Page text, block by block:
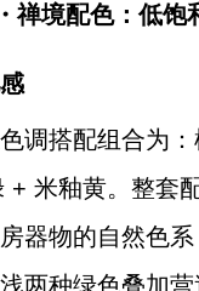
禅境配色：低饱
调搭配组合为
+ 米釉黄。整套
器物的自然色
两种绿色叠加